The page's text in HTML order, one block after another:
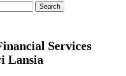
Services
Lansia